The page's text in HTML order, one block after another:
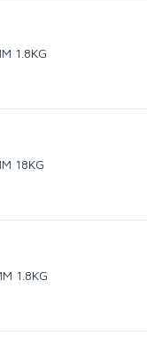
1.8KG
18KG
1.8KG